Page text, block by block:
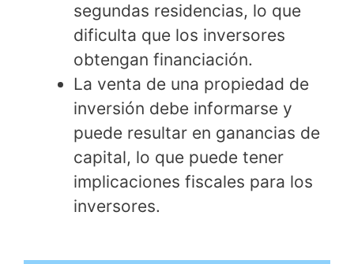
segundas residencias, lo que
dificulta que los inversores
obtengan financiación.
La venta de una propiedad de
inversión debe informarse y
puede resultar en ganancias de
capital, lo que puede tener
implicaciones fiscales para los
inversores.